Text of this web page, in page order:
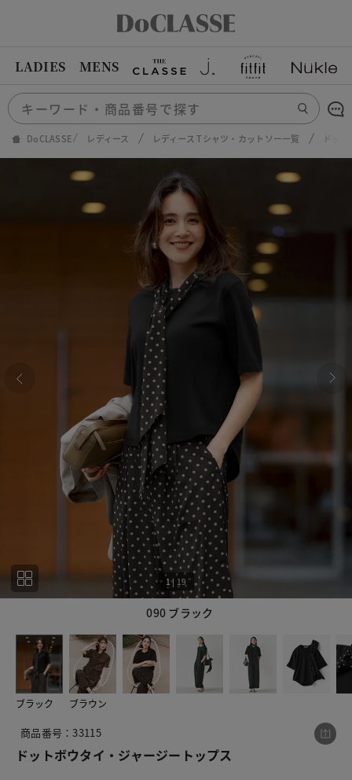
LADIES MENS
DoCLASSE レディース レディース Tシャツ・カットソー一覧 ドッ
090 ブラック
1| 19
ブラック ブラウン
商品番号：33115
ドットボウタイ・ジャージートップス
この商品をシェアする